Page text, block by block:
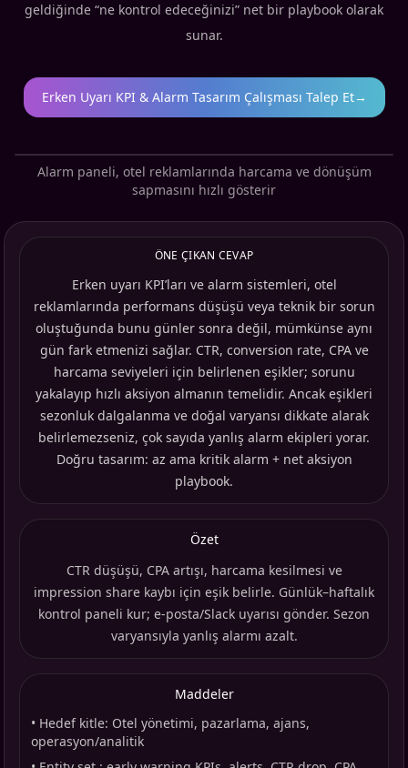
geldiğinde “ne kontrol edeceğinizi” net bir playbook olarak
sunar.
Erken Uyarı KPI & Alarm Tasarım Çalışması Talep Et→
Alarm paneli, otel reklamlarında harcama ve dönüşüm
sapmasını hızlı gösterir
ÖNE ÇIKAN CEVAP
Erken uyarı KPI’ları ve alarm sistemleri, otel
reklamlarında performans düşüşü veya teknik bir sorun
oluştuğunda bunu günler sonra değil, mümkünse aynı
gün fark etmenizi sağlar. CTR, conversion rate, CPA ve
harcama seviyeleri için belirlenen eşikler; sorunu
yakalayıp hızlı aksiyon almanın temelidir. Ancak eşikleri
sezonluk dalgalanma ve doğal varyansı dikkate alarak
belirlemezseniz, çok sayıda yanlış alarm ekipleri yorar.
Doğru tasarım: az ama kritik alarm + net aksiyon
playbook.
Özet
CTR düşüşü, CPA artışı, harcama kesilmesi ve
impression share kaybı için eşik belirle. Günlük–haftalık
kontrol paneli kur; e-posta/Slack uyarısı gönder. Sezon
varyansıyla yanlış alarmı azalt.
Maddeler
• Hedef kitle: Otel yönetimi, pazarlama, ajans,
operasyon/analitik